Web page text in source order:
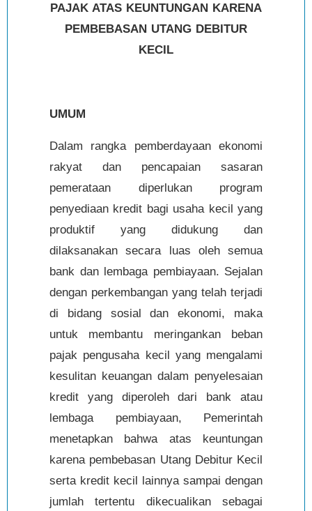
PAJAK ATAS KEUNTUNGAN KARENA
PEMBEBASAN UTANG DEBITUR
KECIL
UMUM
Dalam rangka pemberdayaan ekonomi
rakyat dan pencapaian sasaran
pemerataan diperlukan program
penyediaan kredit bagi usaha kecil yang
produktif yang didukung dan
dilaksanakan secara luas oleh semua
bank dan lembaga pembiayaan. Sejalan
dengan perkembangan yang telah terjadi
di bidang sosial dan ekonomi, maka
untuk membantu meringankan beban
pajak pengusaha kecil yang mengalami
kesulitan keuangan dalam penyelesaian
kredit yang diperoleh dari bank atau
lembaga pembiayaan, Pemerintah
menetapkan bahwa atas keuntungan
karena pembebasan Utang Debitur Kecil
serta kredit kecil lainnya sampai dengan
jumlah tertentu dikecualikan sebagai